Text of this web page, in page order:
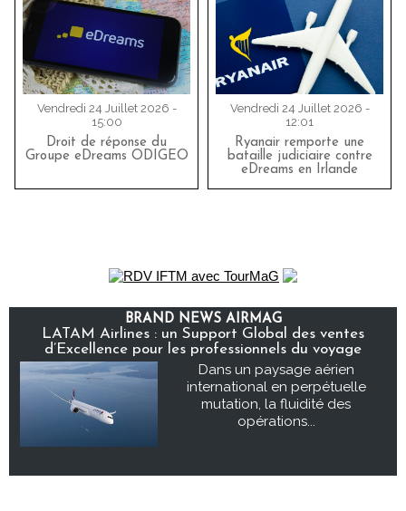
Vendredi 24 Juillet 2026 -
15:00
Droit de réponse du
Groupe eDreams ODIGEO
Vendredi 24 Juillet 2026 -
12:01
Ryanair remporte une
bataille judiciaire contre
eDreams en Irlande
BRAND NEWS AIRMAG
LATAM Airlines : un Support Global des ventes
d’Excellence pour les professionnels du voyage
Dans un paysage aérien
international en perpétuelle
mutation, la fluidité des
opérations...